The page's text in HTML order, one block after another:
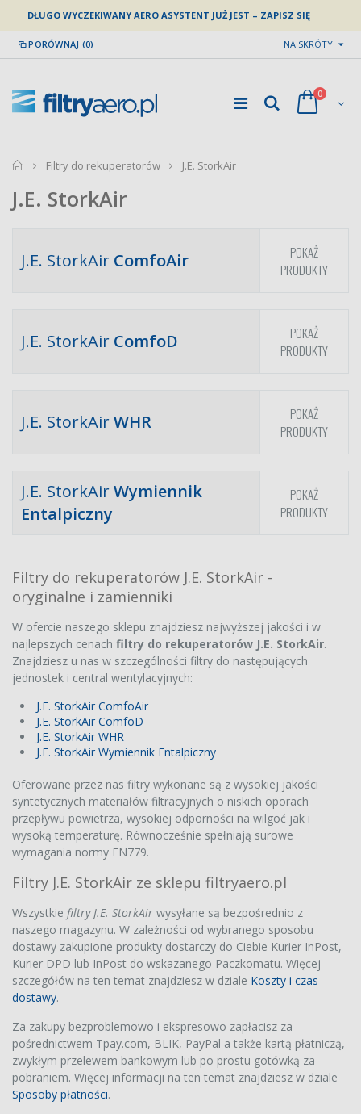
DŁUGO WYCZEKIWANY AERO ASYSTENT JUŻ JEST – ZAPISZ SIĘ
PORÓWNAJ (0) NA SKRÓTY
0
home
Filtry do rekuperatorów J.E. StorkAir
J.E. StorkAir
J.E. StorkAir ComfoAir
POKAŻ
PRODUKTY
J.E. StorkAir ComfoD
POKAŻ
PRODUKTY
J.E. StorkAirWHR
POKAŻ
PRODUKTY
J.E. StorkAirWymiennik
Entalpiczny
POKAŻ
PRODUKTY
Filtry do rekuperatorów J.E. StorkAir -
oryginalne i zamienniki
W ofercie naszego sklepu znajdziesz najwyższej jakości i w
najlepszych cenach filtry do rekuperatorów J.E. StorkAir.
Znajdziesz u nas w szczególności filtry do następujących
jednostek i central wentylacyjnych:
J.E. StorkAir ComfoAir
J.E. StorkAir ComfoD
J.E. StorkAir WHR
J.E. StorkAir Wymiennik Entalpiczny
Oferowane przez nas filtry wykonane są z wysokiej jakości
syntetycznych materiałów filtracyjnych o niskich oporach
przepływu powietrza, wysokiej odporności na wilgoć jak i
wysoką temperaturę. Równocześnie spełniają surowe
wymagania normy EN779.
Filtry J.E. StorkAir ze sklepu filtryaero.pl
Wszystkie filtry J.E. StorkAir wysyłane są bezpośrednio z
naszego magazynu. W zależności od wybranego sposobu
dostawy zakupione produkty dostarczy do Ciebie Kurier InPost,
Kurier DPD lub InPost do wskazanego Paczkomatu. Więcej
szczegółów na ten temat znajdziesz w dziale Koszty i czas
dostawy.
Za zakupy bezproblemowo i ekspresowo zapłacisz za
pośrednictwem Tpay.com, BLIK, PayPal a także kartą płatniczą,
zwykłym przelewem bankowym lub po prostu gotówką za
pobraniem. Więcej informacji na ten temat znajdziesz w dziale
Sposoby płatności.